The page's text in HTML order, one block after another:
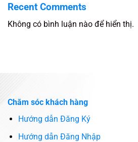
Recent Comments
Không có bình luận nào để hiển thị.
Chăm sóc khách hàng
Hướng dẫn Đăng Ký
Hướng dẫn Đăng Nhập